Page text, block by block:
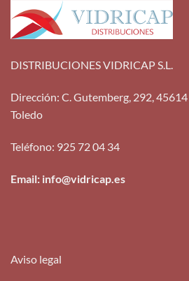
DISTRIBUCIONES VIDRICAP S.L.
Dirección: C. Gutemberg, 292, 45614
Toledo
Teléfono: 925 72 04 34
Email: info@vidricap.es
Aviso legal